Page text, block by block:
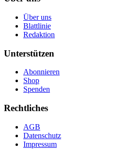
Über uns
Blattlinie
Redaktion
Unterstützen
Abonnieren
Shop
Spenden
Rechtliches
AGB
Datenschutz
Impressum